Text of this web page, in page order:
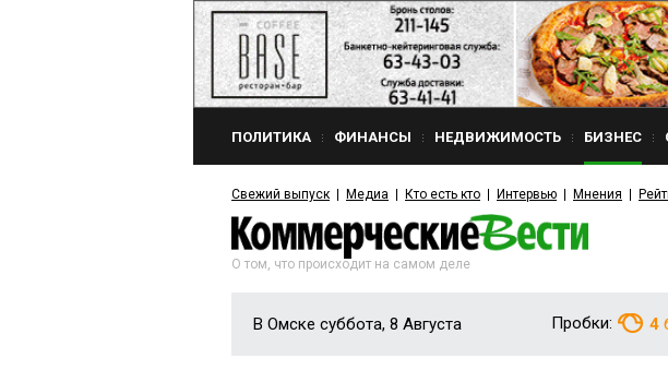
ПОЛИТИКА ФИНАНСЫ НЕДВИЖИМОСТЬ БИЗНЕС
Свежий выпуск Медиа Кто есть кто Интервью Мнения
О том, что происходит на самом деле
В Омске суббота, 8 Августа Пробки: 4